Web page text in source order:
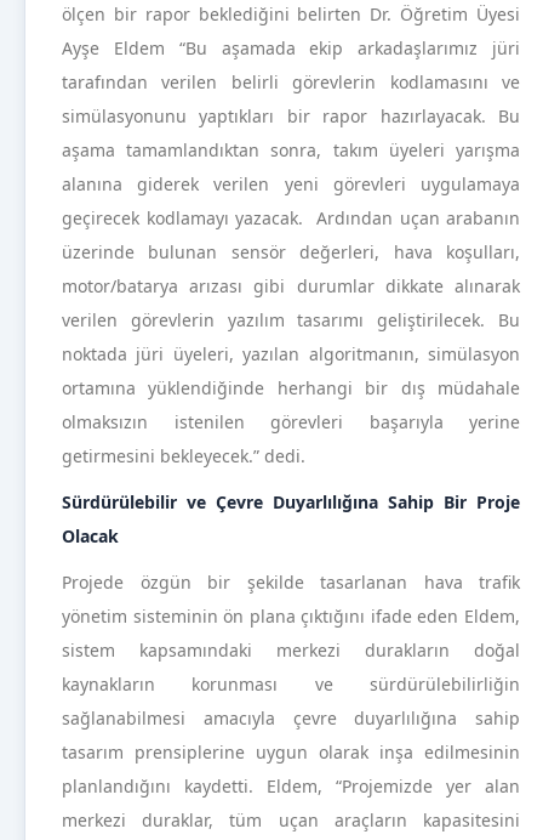
ölçen bir rapor beklediğini belirten Dr. Öğretim Üyesi
Ayşe Eldem “Bu aşamada ekip arkadaşlarımız jüri
tarafından verilen belirli görevlerin kodlamasını ve
simülasyonunu yaptıkları bir rapor hazırlayacak. Bu
aşama tamamlandıktan sonra, takım üyeleri yarışma
alanına giderek verilen yeni görevleri uygulamaya
geçirecek kodlamayı yazacak. Ardından uçan arabanın
üzerinde bulunan sensör değerleri, hava koşulları,
motor/batarya arızası gibi durumlar dikkate alınarak
verilen görevlerin yazılım tasarımı geliştirilecek. Bu
noktada jüri üyeleri, yazılan algoritmanın, simülasyon
ortamına yüklendiğinde herhangi bir dış müdahale
olmaksızın istenilen görevleri başarıyla yerine
getirmesini bekleyecek.” dedi.
Sürdürülebilir ve Çevre Duyarlılığına Sahip Bir Proje
Olacak
Projede özgün bir şekilde tasarlanan hava trafik
yönetim sisteminin ön plana çıktığını ifade eden Eldem,
sistem kapsamındaki merkezi durakların doğal
kaynakların korunması ve sürdürülebilirliğin
sağlanabilmesi amacıyla çevre duyarlılığına sahip
tasarım prensiplerine uygun olarak inşa edilmesinin
planlandığını kaydetti. Eldem, “Projemizde yer alan
merkezi duraklar, tüm uçan araçların kapasitesini